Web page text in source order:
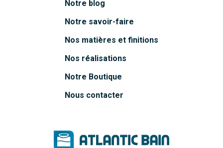
Notre blog
Notre savoir-faire
Nos matières et finitions
Nos réalisations
Notre Boutique
Nous contacter